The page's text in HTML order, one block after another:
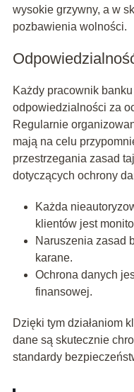
wysokie grzywny, a w
pozbawienia wolności.
Każdy pracownik
odpowiedzialności za
Regularnie
mają na celu
przestrzegania zasad
dotyczących ochrony
Każda
klientów jest
Naruszenia zasad
karane.
Ochrona danych
finansowej.
Dzięki tym działaniom
dane są skutecznie
standardy